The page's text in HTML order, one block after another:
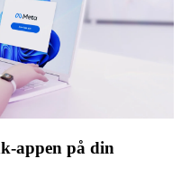
appen på din